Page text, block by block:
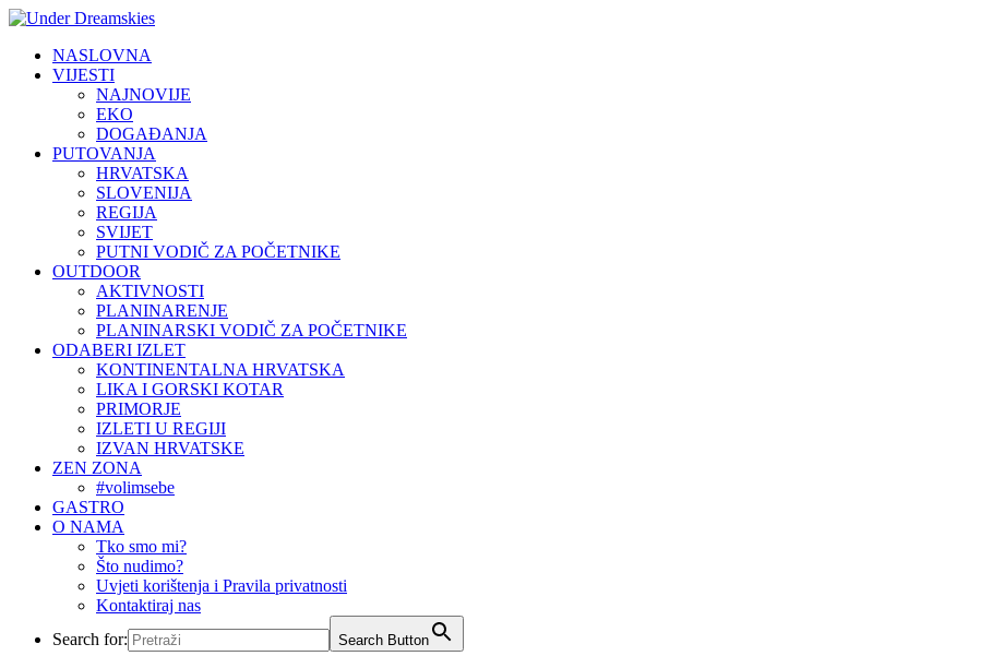
NASLOVNA
VIJESTI
NAJNOVIJE
EKO
DOGAĐANJA
PUTOVANJA
HRVATSKA
SLOVENIJA
REGIJA
SVIJET
PUTNI VODIČ ZA POČETNIKE
OUTDOOR
AKTIVNOSTI
PLANINARENJE
PLANINARSKI VODIČ ZA POČETNIKE
ODABERI IZLET
KONTINENTALNA HRVATSKA
LIKA I GORSKI KOTAR
PRIMORJE
IZLETI U REGIJI
IZVAN HRVATSKE
ZEN ZONA
#volimsebe
GASTRO
O NAMA
Tko smo mi?
Što nudimo?
Uvjeti korištenja i Pravila privatnosti
Kontaktiraj nas
Search for:
Search Button